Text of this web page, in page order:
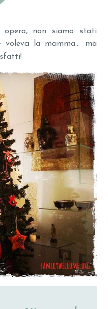
non siamo stati
voleva la mamma… ma